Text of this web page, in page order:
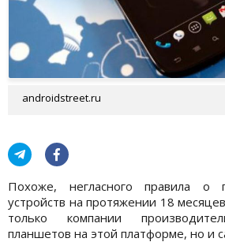
androidstreet.ru
Похоже, негласного правила о
устройств на протяжении 18
только компании
планшетов на этой платформе, но и